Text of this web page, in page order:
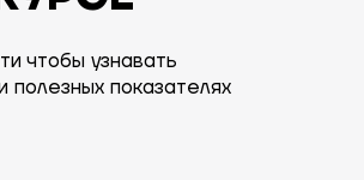
чтобы узнавать
полезных показателях